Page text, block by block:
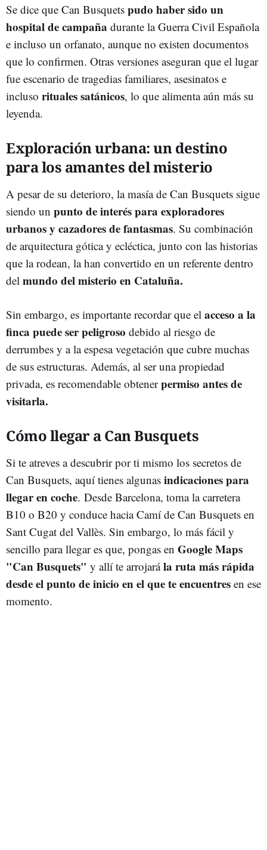
Se dice que Can Busquets pudo haber sido un
hospital de campaña durante la Guerra Civil Española
e incluso un orfanato, aunque no existen documentos
que lo confirmen. Otras versiones aseguran que el lugar
fue escenario de tragedias familiares, asesinatos e
incluso rituales satánicos, lo que alimenta aún más su
leyenda.
Exploración urbana: un destino
para los amantes del misterio
A pesar de su deterioro, la masía de Can Busquets sigue
siendo un punto de interés para exploradores
urbanos y cazadores de fantasmas. Su combinación
de arquitectura gótica y ecléctica, junto con las historias
que la rodean, la han convertido en un referente dentro
del mundo del misterio en Cataluña.
Sin embargo, es importante recordar que el acceso a la
finca puede ser peligroso debido al riesgo de
derrumbes y a la espesa vegetación que cubre muchas
de sus estructuras. Además, al ser una propiedad
privada, es recomendable obtenerpermiso antes de
visitarla.
Cómo llegar a Can Busquets
Si te atreves a descubrir por ti mismo los secretos de
Can Busquets, aquí tienes algunas indicaciones para
llegar en coche. Desde Barcelona, toma la carretera
B10 o B20 y conduce hacia Camí de Can Busquets en
Sant Cugat del Vallès. Sin embargo, lo más fácil y
sencillo para llegar es que, pongas en Google Maps
"Can Busquets" y allí te arrojarála ruta más rápida
desde el punto de inicio en el que te encuentres en ese
momento.